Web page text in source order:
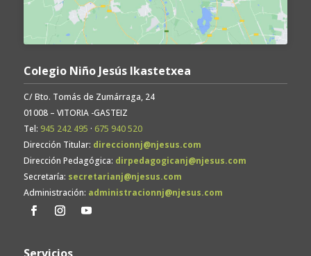
Colegio Niño Jesús Ikastetxea
C/ Bto. Tomás de Zumárraga, 24
01008 – VITORIA -GASTEIZ
Tel: 945 242 495 · 675 940 520
Dirección Titular: direccionnj@njesus.com
Dirección Pedagógica: dirpedagogicanj@njesus.com
Secretaría: secretarianj@njesus.com
Administración: administracionnj@njesus.com